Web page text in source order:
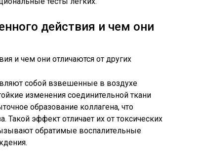
действия и чем они
собой взвешенные в воздухе
изменения соединительной ткани
образование коллагена, что
эффект отличает их от токсических
обратимые воспалительные